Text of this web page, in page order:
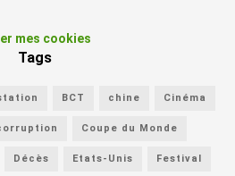
mes cookies
Tags
BCT chine Cinéma
Coupe du Monde
Décès Etats-Unis Festival